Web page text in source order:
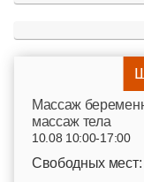
Mассаж
массаж тела
10.08 10:00-17:00
Свободных мест: